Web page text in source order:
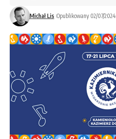
Michał Lis Opublikowany 02/07/2024